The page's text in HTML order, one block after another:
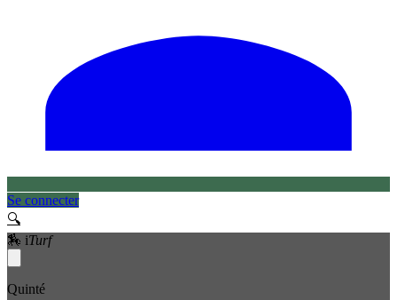
Se connecter
🔍
🏇 iTurf
Quinté